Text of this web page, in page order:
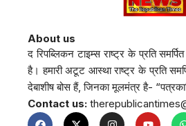
About us
द रिपब्लिकन टाइम्स राष्ट्र के प्रति
है। हमारी अटूट आस्था राष्ट्र के प्रति
देबाशीष बोस हैं, जिनका मूलमंत्र है-
Contact us: